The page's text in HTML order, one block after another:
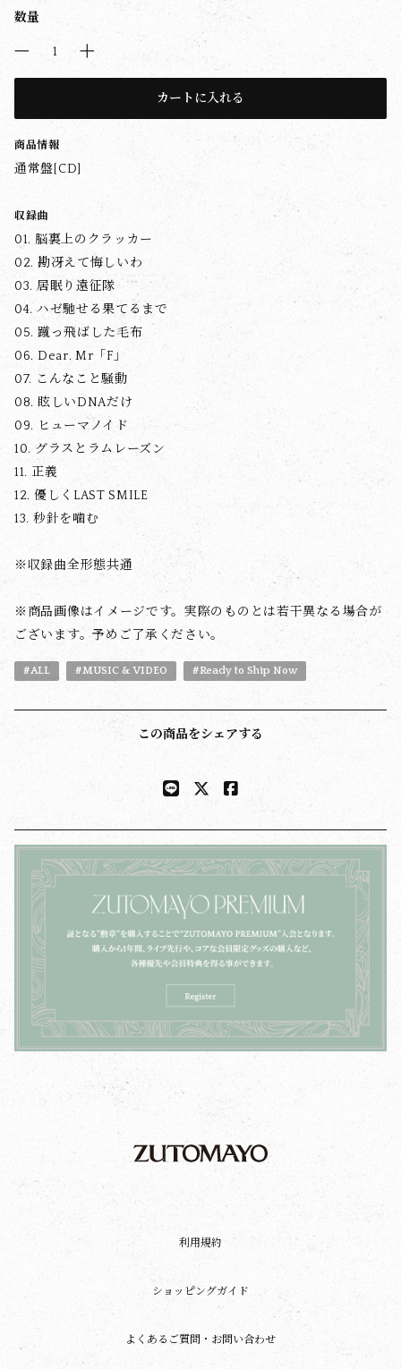
数量
カートに入れる
商品情報
通常盤[CD]
収録曲
01. 脳裏上のクラッカー
02. 勘冴えて悔しいわ
03. 居眠り遠征隊
04. ハゼ馳せる果てるまで
05. 蹴っ飛ばした毛布
06. Dear. Mr「F」
07. こんなこと騒動
08. 眩しいDNAだけ
09. ヒューマノイド
10. グラスとラムレーズン
11. 正義
12. 優しくLAST SMILE
13. 秒針を噛む
※収録曲全形態共通
※商品画像はイメージです。実際のものとは若干異なる場合が
ございます。予めご了承ください。
#ALL #MUSIC & VIDEO #Ready to Ship Now
この商品をシェアする
利用規約
ショッピングガイド
よくあるご質問・お問い合わせ